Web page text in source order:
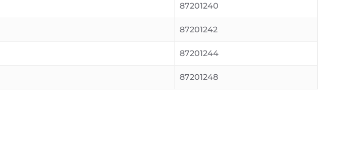
87201240
87201242
87201244
87201248